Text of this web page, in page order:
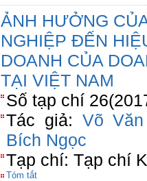
ẢNH HƯỞNG
NGHIỆP ĐẾN
DOANH CỦA
TẠI VIỆT NAM
Số tạp chí
Tác giả: Võ
Bích Ngọc
Tạp chí: Tạp chí
Tóm tắt